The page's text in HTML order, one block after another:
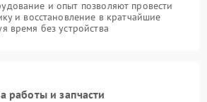
и опыт позволяют провести
и восстановление в кратчайшие
время без устройства
работы и запчасти